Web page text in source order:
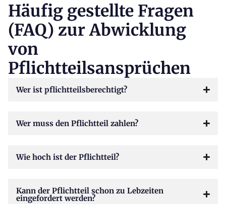
Häufig gestellte Fragen
(FAQ) zur Abwicklung
von
Pflichtteilsansprüchen
Wer ist pflichtteilsberechtigt?
Wer muss den Pflichtteil zahlen?
Wie hoch ist der Pflichtteil?
Kann der Pflichtteil schon zu Lebzeiten
eingefordert werden?